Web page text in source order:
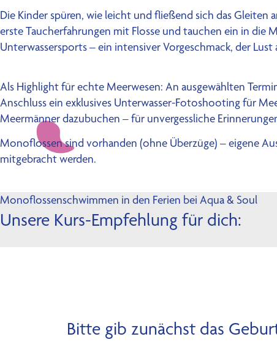
Die Kinder spüren, wie leicht und fließend sich das Gleiten
erste Taucherfahrungen mit Flosse und tauchen ein in die
Unterwassersports – ein intensiver Vorgeschmack, der
Als Highlight für echte Meerwesen: An ausgewählten
Anschluss ein exklusives Unterwasser-Fotoshooting für
Meermänner dazubuchen – für unvergessliche
Monoflossen sind vorhanden (ohne Überzüge) – eigene
mitgebracht werden.
Monoflossenschwimmen in den Ferien bei Aqua & Soul
Unsere Kurs-Empfehlung für dich:
Bitte gib zunächst das